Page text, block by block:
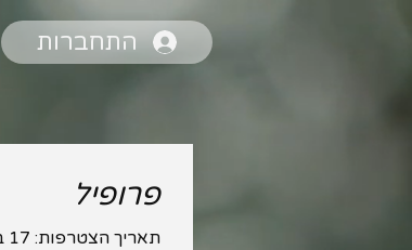
התחברות
פרופיל
תאריך הצטרפות: 17 באוק׳ 2023